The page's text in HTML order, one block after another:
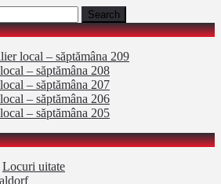
local – săptămâna 209
– săptămâna 208
– săptămâna 207
– săptămâna 206
– săptămâna 205
Locuri uitate